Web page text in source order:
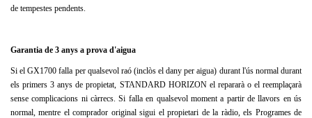
de tempestes pendents.
Garantia de 3 anys a prova d'aigua
Si el GX1700 falla per qualsevol raó (inclòs el dany per aigua) durant l'ús normal durant
els primers 3 anys de propietat, STANDARD HORIZON el repararà o el reemplaçarà
sense complicacions ni càrrecs.Si falla en qualsevol moment a partir de llavors en ús
normal, mentre el comprador original sigui el propietari de la ràdio, els Programes de